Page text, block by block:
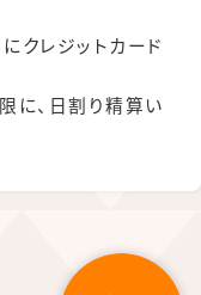
クレジットカード
に、日割り精算い